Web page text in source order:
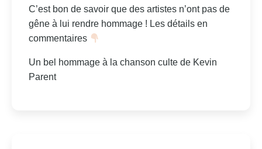
C’est bon de savoir que des artistes n’ont pas de
gêne à lui rendre hommage ! Les détails en
commentaires
Un bel hommage à la chanson culte de Kevin
Parent